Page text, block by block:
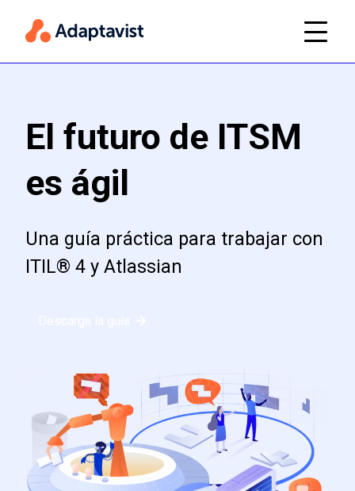
El futuro de ITSM
es ágil
Una guía práctica para trabajar con
ITIL® 4 y Atlassian